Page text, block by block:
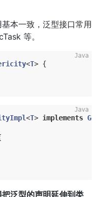
本一致，泛型接口常用
等。
<T> {
<T> implements
泛型的声明延伸到类